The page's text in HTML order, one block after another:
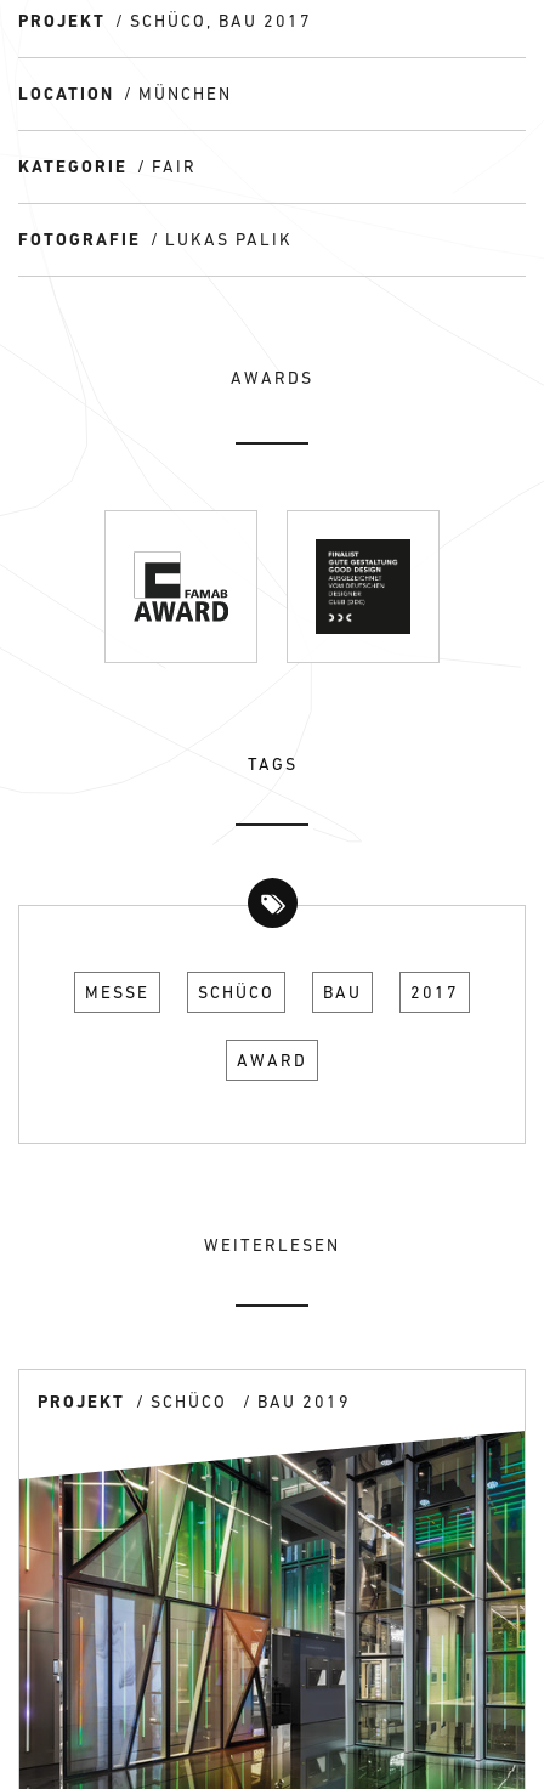
PROJEKT SCHÜCO, BAU 2017
LOCATION MÜNCHEN
KATEGORIE FAIR
FOTOGRAFIE LUKAS PALIK
AWARDS
TAGS
MESSE SCHÜCO BAU 2017
AWARD
WEITERLESEN
PROJEKT SCHÜCO BAU 2019